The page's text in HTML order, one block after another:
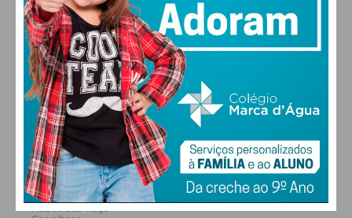
ALTERAR
FARMACIAS DE SERVIÇO EM PAÇOS DE
FERREIRA